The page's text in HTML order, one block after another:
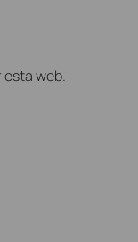
esta web.